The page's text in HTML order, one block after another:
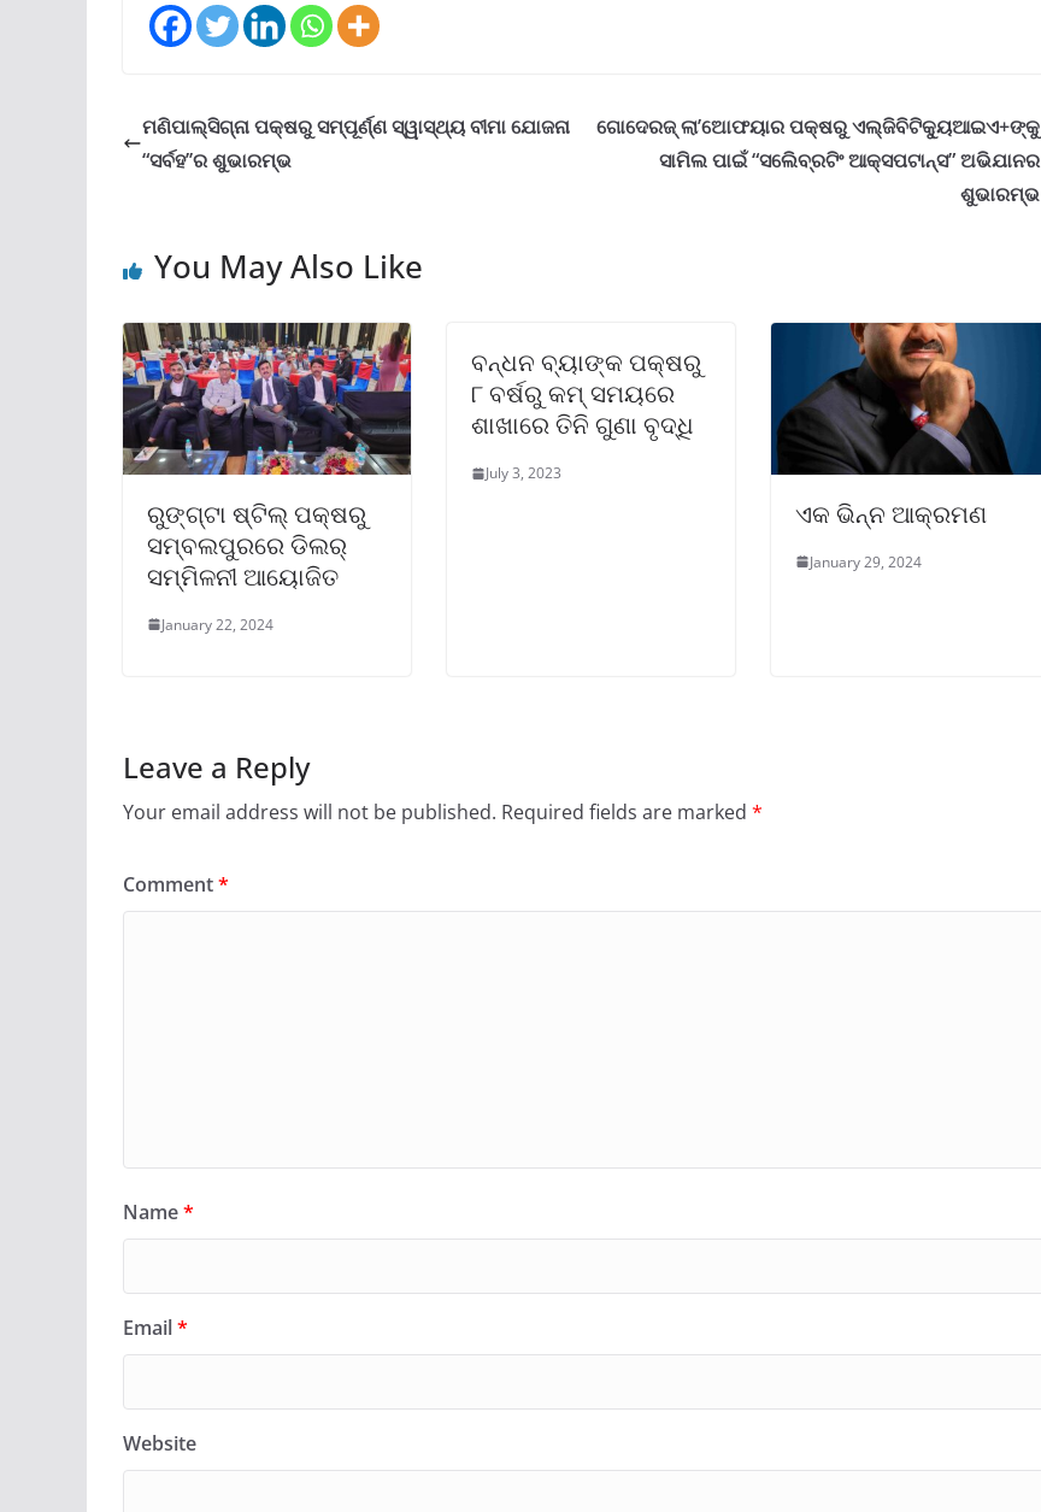
ମଣିପାଲ୍‌ସିଗ୍‌ନା ପକ୍ଷରୁ ସମ୍ପୂର୍ଣ୍ଣ ସ୍ୱାସ୍ଥ୍ୟ ବୀମା ଯୋଜନା
“ସର୍ବହ’’ର ଶୁଭାରମ୍ଭ
ଗୋଦେରଜ୍ ଲା’ଅୋଫୟାର ପକ୍ଷରୁ ଏଲ୍‌ଜିବିଟିକ୍ୟୁଆଇଏ+ଙ୍କୁ
ସାମିଲ ପାଇଁ “ସଲେିବ୍ରଟିଂ ଆକ୍ସପଟାନ୍ସ” ଅଭିଯାନର
ଶୁଭାରମ୍ଭ
You May Also Like
ରୁଙ୍ଗ୍‌ଟା ଷ୍ଟିଲ୍ ପକ୍ଷରୁ
ସମ୍ବଲପୁରରେ ଡିଲର୍
ସମ୍ମିଳନୀ ଆୟୋଜିତ
January 22, 2024
ବନ୍ଧନ ବ୍ୟାଙ୍କ ପକ୍ଷରୁ
୮ ବର୍ଷରୁ କମ୍ ସମୟରେ
ଶାଖାରେ ତିନି ଗୁଣା ବୃଦ୍ଧି
July 3, 2023
ଏକ ଭିନ୍ନ ଆକ୍ରମଣ
January 29, 2024
Leave a Reply
Your email address will not be published. Required fields are marked *
Comment*
Name*
Email*
Website